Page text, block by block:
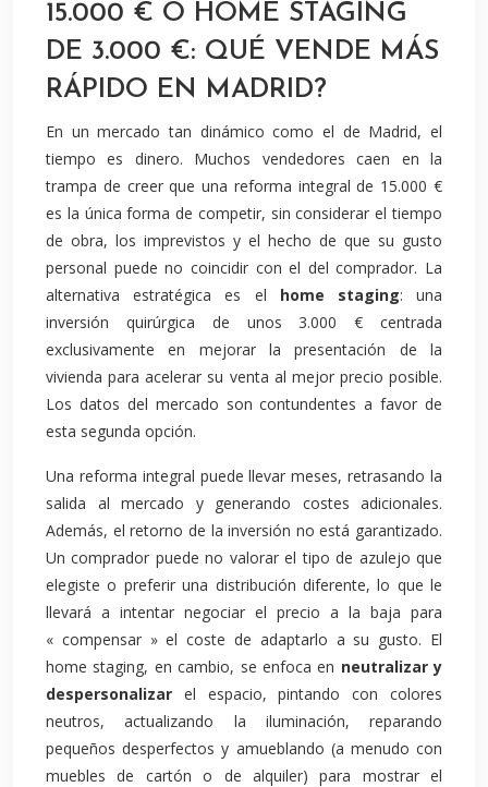
15.000 € O HOME STAGING
DE 3.000 €: QUÉ VENDE MÁS
RÁPIDO EN MADRID?
En un mercado tan dinámico como el de Madrid, el
tiempo es dinero. Muchos vendedores caen en la
trampa de creer que una reforma integral de 15.000 €
es la única forma de competir, sin considerar el tiempo
de obra, los imprevistos y el hecho de que su gusto
personal puede no coincidir con el del comprador. La
alternativa estratégica es el home staging: una
inversión quirúrgica de unos 3.000 € centrada
exclusivamente en mejorar la presentación de la
vivienda para acelerar su venta al mejor precio posible.
Los datos del mercado son contundentes a favor de
esta segunda opción.
Una reforma integral puede llevar meses, retrasando la
salida al mercado y generando costes adicionales.
Además, el retorno de la inversión no está garantizado.
Un comprador puede no valorar el tipo de azulejo que
elegiste o preferir una distribución diferente, lo que le
llevará a intentar negociar el precio a la baja para
« compensar » el coste de adaptarlo a su gusto. El
home staging, en cambio, se enfoca en neutralizar y
despersonalizar el espacio, pintando con colores
neutros, actualizando la iluminación, reparando
pequeños desperfectos y amueblando (a menudo con
muebles de cartón o de alquiler) para mostrar el